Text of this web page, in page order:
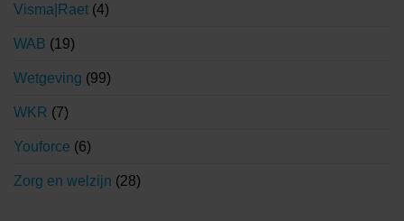
Visma|Raet (4)
WAB (19)
Wetgeving (99)
WKR (7)
Youforce (6)
Zorg en welzijn (28)